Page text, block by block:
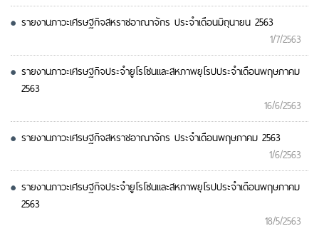
รายงานภาวะเศรษฐกิจสหราชอาณาจักร ประจำเดือนมิถุนายน 2563
1/7/2563
รายงานภาวะเศรษฐกิจประจำยูโรโซนและสหภาพยุโรปประจำเดือนพฤษภาคม
2563
16/6/2563
รายงานภาวะเศรษฐกิจสหราชอาณาจักร ประจำเดือนพฤษภาคม 2563
1/6/2563
รายงานภาวะเศรษฐกิจประจำยูโรโซนและสหภาพยุโรปประจำเดือนพฤษภาคม
2563
18/5/2563